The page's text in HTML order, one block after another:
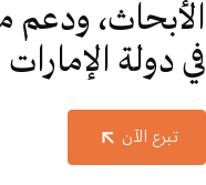
الأبحاث، ودعم
في دولة
تبرع الآن